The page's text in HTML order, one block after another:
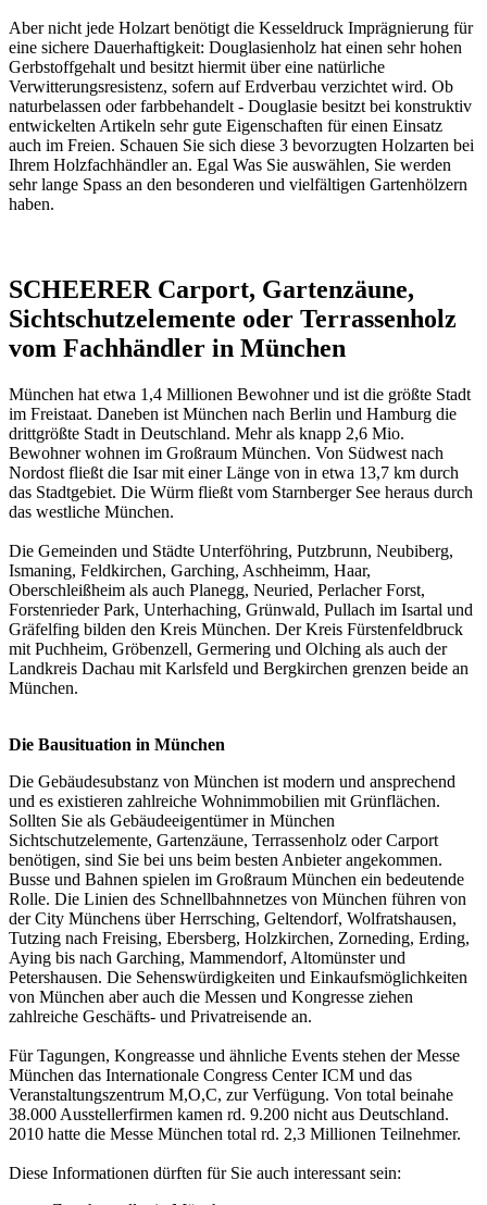
Aber nicht jede Holzart benötigt die Kesseldruck Imprägnierung für
eine sichere Dauerhaftigkeit: Douglasienholz hat einen sehr hohen
Gerbstoffgehalt und besitzt hiermit über eine natürliche
Verwitterungsresistenz, sofern auf Erdverbau verzichtet wird. Ob
naturbelassen oder farbbehandelt - Douglasie besitzt bei konstruktiv
entwickelten Artikeln sehr gute Eigenschaften für einen Einsatz
auch im Freien. Schauen Sie sich diese 3 bevorzugten Holzarten bei
Ihrem Holzfachhändler an. Egal Was Sie auswählen, Sie werden
sehr lange Spass an den besonderen und vielfältigen Gartenhölzern
haben.
SCHEERER Carport, Gartenzäune,
Sichtschutzelemente oder Terrassenholz
vom Fachhändler in München
München hat etwa 1,4 Millionen Bewohner und ist die größte Stadt
im Freistaat. Daneben ist München nach Berlin und Hamburg die
drittgrößte Stadt in Deutschland. Mehr als knapp 2,6 Mio.
Bewohner wohnen im Großraum München. Von Südwest nach
Nordost fließt die Isar mit einer Länge von in etwa 13,7 km durch
das Stadtgebiet. Die Würm fließt vom Starnberger See heraus durch
das westliche München.
Die Gemeinden und Städte Unterföhring, Putzbrunn, Neubiberg,
Ismaning, Feldkirchen, Garching, Aschheimm, Haar,
Oberschleißheim als auch Planegg, Neuried, Perlacher Forst,
Forstenrieder Park, Unterhaching, Grünwald, Pullach im Isartal und
Gräfelfing bilden den Kreis München. Der Kreis Fürstenfeldbruck
mit Puchheim, Gröbenzell, Germering und Olching als auch der
Landkreis Dachau mit Karlsfeld und Bergkirchen grenzen beide an
München.
Die Bausituation in München
Die Gebäudesubstanz von München ist modern und ansprechend
und es existieren zahlreiche Wohnimmobilien mit Grünflächen.
Sollten Sie als Gebäudeeigentümer in München
Sichtschutzelemente, Gartenzäune, Terrassenholz oder Carport
benötigen, sind Sie bei uns beim besten Anbieter angekommen.
Busse und Bahnen spielen im Großraum München ein bedeutende
Rolle. Die Linien des Schnellbahnnetzes von München führen von
der City Münchens über Herrsching, Geltendorf, Wolfratshausen,
Tutzing nach Freising, Ebersberg, Holzkirchen, Zorneding, Erding,
Aying bis nach Garching, Mammendorf, Altomünster und
Petershausen. Die Sehenswürdigkeiten und Einkaufsmöglichkeiten
von München aber auch die Messen und Kongresse ziehen
zahlreiche Geschäfts- und Privatreisende an.
Für Tagungen, Kongreasse und ähnliche Events stehen der Messe
München das Internationale Congress Center ICM und das
Veranstaltungszentrum M,O,C, zur Verfügung. Von total beinahe
38.000 Ausstellerfirmen kamen rd. 9.200 nicht aus Deutschland.
2010 hatte die Messe München total rd. 2,3 Millionen Teilnehmer.
Diese Informationen dürften für Sie auch interessant sein: